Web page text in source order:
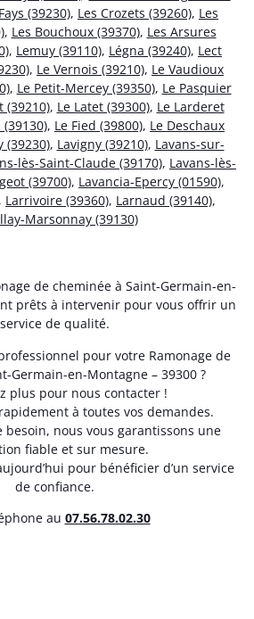
(39230), Les Crozets (39260), Les
, Les Bouchoux (39370), Les Arsures
, Lemuy (39110), Légna (39240), Lect
, Le Vernois (39210), Le Vaudioux
, Le Petit-Mercey (39350), Le Pasquier
(39210), Le Latet (39300), Le Larderet
(39130), Le Fied (39800), Le Deschaux
(39230), Lavigny (39210), Lavans-sur-
lès-Saint-Claude (39170), Lavans-lès-
(39700), Lavancia-Epercy (01590),
, Larrivoire (39360), Larnaud (39140),
Marsonnay (39130)
de cheminée à Saint-Germain-en-
prêts à intervenir pour vous offrir un
service de qualité.
pour votre Ramonage de
Germain-en-Montagne – 39300 ?
plus pour nous contacter !
à toutes vos demandes.
besoin, nous vous garantissons une
fiable et sur mesure.
pour bénéficier d’un service
de confiance.
au 07.56.78.02.30